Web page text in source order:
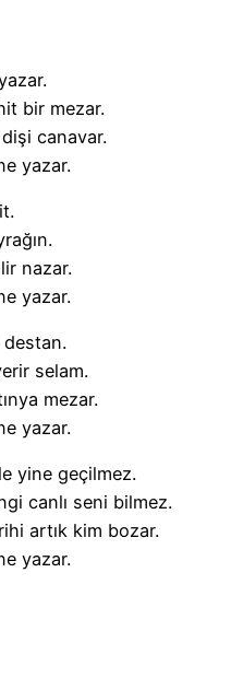
bir mezar.
canavar.
yazar.
nazar.
yazar.
destan.
selam.
mezar.
yazar.
yine geçilmez.
canlı seni bilmez.
artık kim bozar.
yazar.